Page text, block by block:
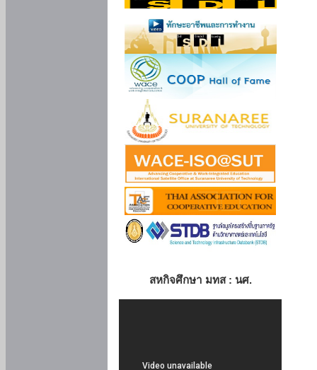
สหกิจศึกษา มทส : นศ.